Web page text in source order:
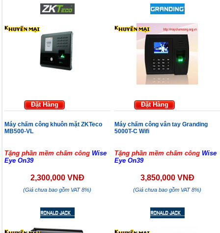
Đặt Hàng
Máy chấm công khuôn mặt ZKTeco
MB500-VL
Tặng phần mềm chấm công Wise
Eye On39
2,300,000 VNĐ
(Giá chưa bao gồm VAT 8%)
Đặt Hàng
Máy chấm công vân tay Granding
5000T-C Wifi
Tặng phần mềm chấm công Wise
Eye On39
3,850,000 VNĐ
(Giá chưa bao gồm VAT 8%)